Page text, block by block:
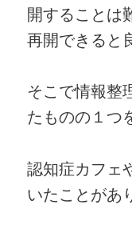
開することは
再開できると
そこで情報整
たものの１つ
認知症カフェ
いたことがあ